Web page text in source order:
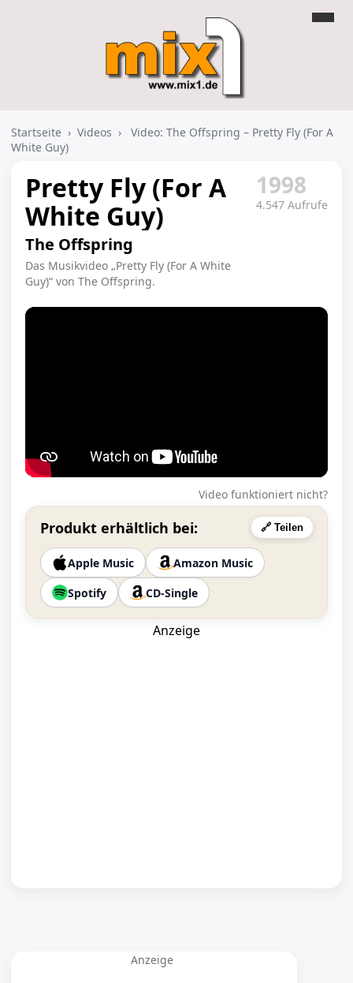
Startseite › Videos ›
Video: The Offspring – Pretty Fly (For A
White Guy)
Pretty Fly (For A
White Guy)
The Offspring
Das Musikvideo „Pretty Fly (For A White
Guy)“ von The Offspring.
1998
4.547 Aufrufe
Video funktioniert nicht?
Produkt erhältlich bei: 🔗 Teilen
Apple Music
Amazon Music
Spotify
CD-Single
Anzeige
Anzeige